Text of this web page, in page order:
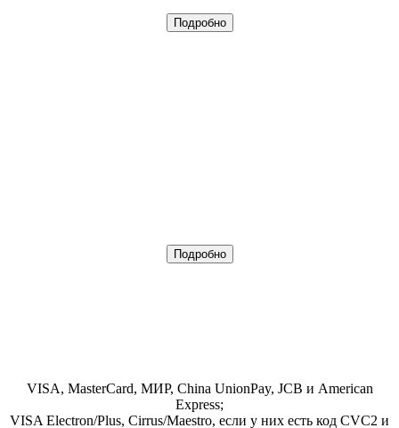
Подробно
Подробно
VISA, MasterCard, МИР, China UnionPay, JCB и American
Express;
VISA Electron/Plus, Cirrus/Maestro, если у них есть код CVC2 и